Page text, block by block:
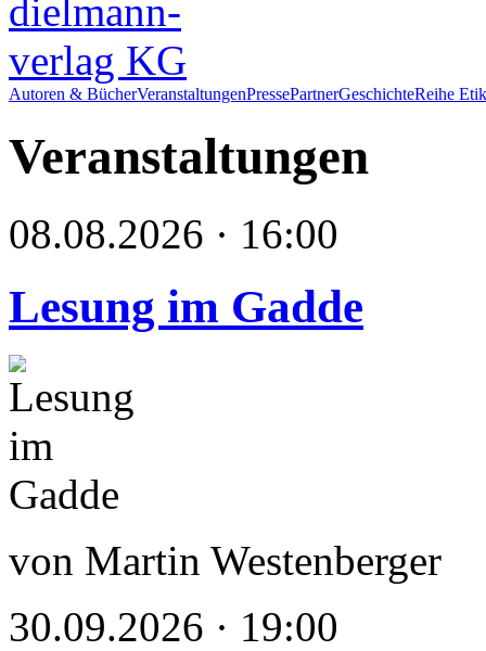
Autoren & BücherVeranstaltungenPressePartnerGeschichteReihe
Veranstaltungen
08.08.2026 · 16:00
Lesung im Gadde
von Martin Westenberger
30.09.2026 · 19:00